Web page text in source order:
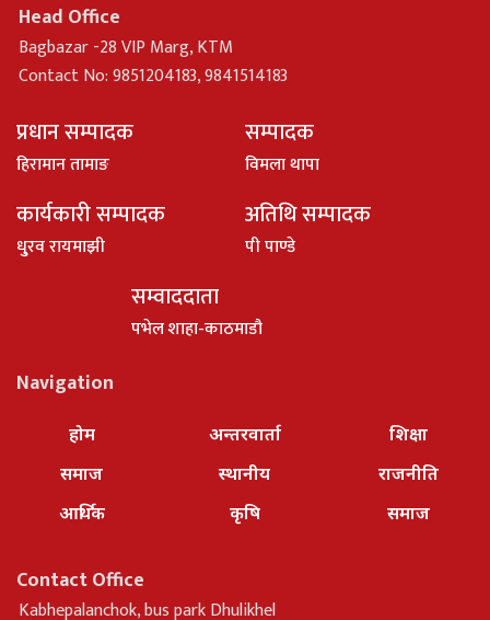
Head Office
Bagbazar -28 VIP Marg, KTM
Contact No: 9851204183, 9841514183
प्रधान सम्पादक
हिरामान तामाङ
सम्पादक
विमला थापा
कार्यकारी सम्पादक
धु्रव रायमाझी
अतिथि सम्पादक
पी पाण्डे
सम्वाददाता
पभेल शाहा-काठमाडौ
Navigation
होम
समाज
आर्थिक
अन्तरवार्ता
स्थानीय
कृषि
शिक्षा
राजनीति
समाज
Contact Office
Kabhepalanchok, bus park Dhulikhel